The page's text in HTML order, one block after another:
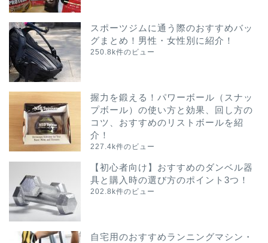
スポーツジムに通う際のおすすめバッ
グまとめ！男性・女性別に紹介！
250.8k件のビュー
握力を鍛える！パワーボール（スナッ
プボール）の使い方と効果、回し方の
コツ、おすすめのリストボールを紹
介！
227.4k件のビュー
【初心者向け】おすすめのダンベル器
具と購入時の選び方のポイント3つ！
202.8k件のビュー
自宅用のおすすめランニングマシン・